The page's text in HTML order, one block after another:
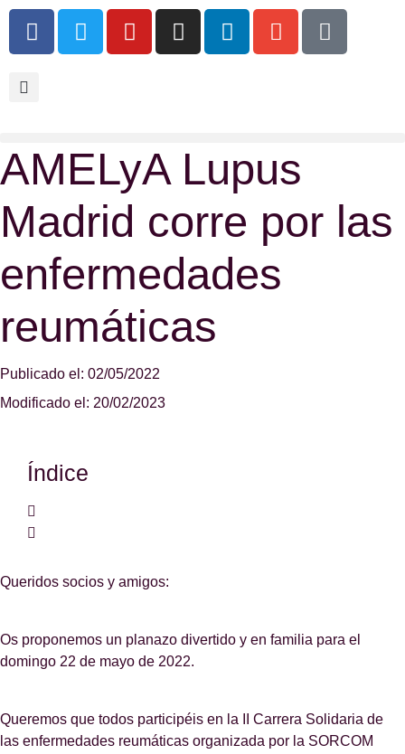
AMELyA Lupus
Madrid corre por las
enfermedades
reumáticas
Publicado el: 02/05/2022
Modificado el: 20/02/2023
Índice
Queridos socios y amigos:
Os proponemos un planazo divertido y en familia para el
domingo 22 de mayo de 2022.
Queremos que todos participéis en la II Carrera Solidaria de
las enfermedades reumáticas organizada por la SORCOM